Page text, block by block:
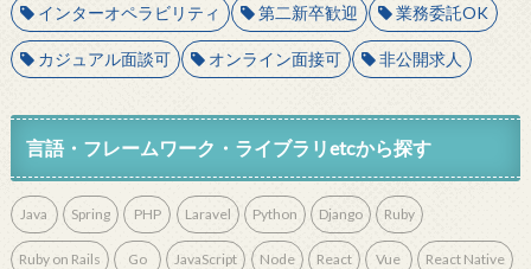
インターオペラビリティ 第二新卒歓迎 業務委託OK
カジュアル面談可 オンライン面接可 非公開求人
言語・フレームワーク・ライブラリetcから探す
Java Spring PHP Laravel Python Django Ruby
Ruby on Rails Go JavaScript Node React Vue React Native